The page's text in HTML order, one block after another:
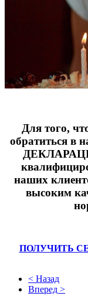
Для того,
обратиться
наших
высоким
ПОЛУЧИТЬ
< Назад
Вперед >